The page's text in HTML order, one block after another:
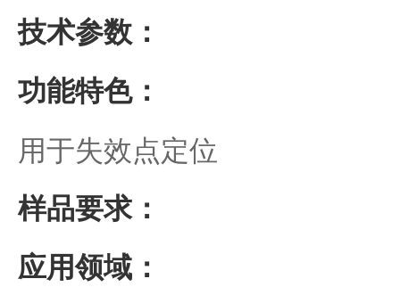
技术参数：
功能特色：
用于失效点定位
样品要求：
应用领域：